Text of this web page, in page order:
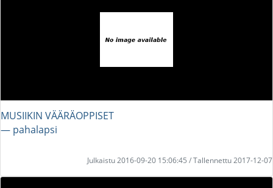
MUSIIKIN VÄÄRÄOPPISET
― pahalapsi
Julkaistu 2016-09-20 15:06:45 / Tallennettu 2017-12-07